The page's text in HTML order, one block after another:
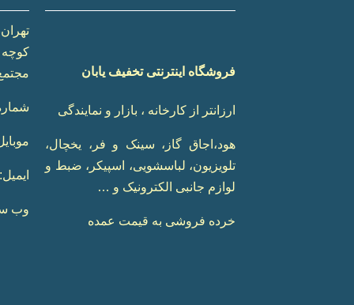
فروشگاه اینترنتی تخفیف یابان
ارزانتر از کارخانه ، بازار و نمایندگی
هود،اجاق گاز، سینک و فر، یخچال،
تلویزیون، لباسشویی، اسپیکر، ضبط و
لوازم جانبی الکترونیک و …
خرده فروشی به قیمت عمده
کوچه
مجتمع
ایمیل:
وب